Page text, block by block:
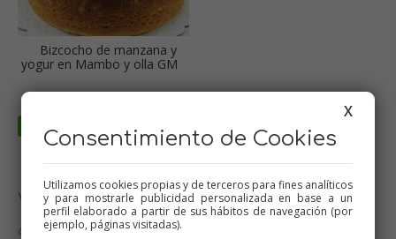
Bizcocho de manzana y
yogur en Mambo y olla GM
Valora esta receta
¿Te ha gustado esta receta? Valórala y dime qué
X
Consentimiento de Cookies
Utilizamos cookies propias y de terceros para fines analíticos
y para mostrarle publicidad personalizada en base a un
perfil elaborado a partir de sus hábitos de navegación (por
ejemplo, páginas visitadas).